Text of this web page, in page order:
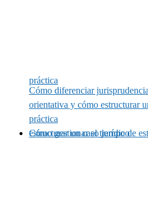
práctica
Cómo diferenciar
orientativa y cómo estructurar
práctica
Cómo gestionar el tiempo de estudio en Derecho y estructurar un caso jurídico